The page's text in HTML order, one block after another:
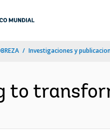
Investigaciones y
to